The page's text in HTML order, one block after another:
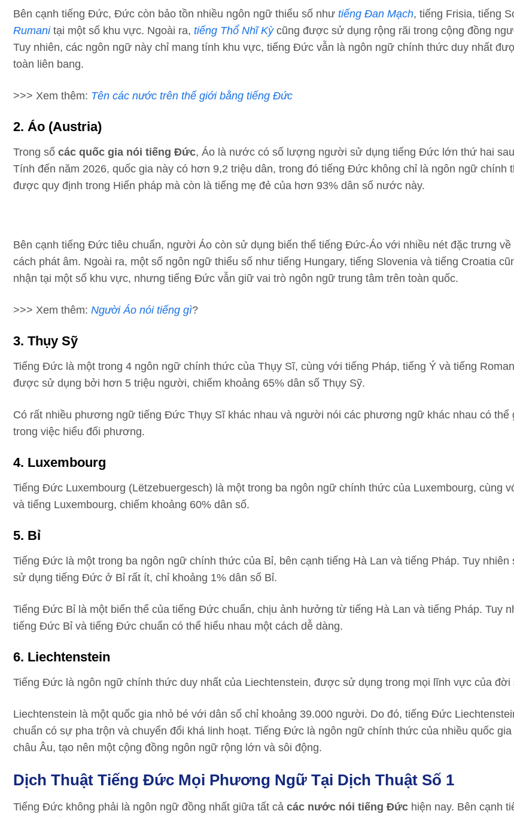
Bên cạnh tiếng Đức, Đức còn bảo tồn nhiều ngôn ngữ thiểu số như tiếng Đan Mạch, tiếng Frisia, tiếng
Rumanitại một số khu vực. Ngoài ra, tiếng Thổ Nhĩ Kỳcũng được sử dụng rộng rãi trong cộng đồng
Tuy nhiên, các ngôn ngữ này chỉ mang tính khu vực, tiếng Đức vẫn là ngôn ngữ chính thức duy nhất
toàn liên bang.
>>> Xem thêm: Tên các nước trên thế giới bằng tiếng Đức
2. Áo (Austria)
Trong số các quốc gia nói tiếng Đức, Áo là nước có số lượng người sử dụng tiếng Đức lớn thứ hai
Tính đến năm 2026, quốc gia này có hơn 9,2 triệu dân, trong đó tiếng Đức không chỉ là ngôn ngữ chính
được quy định trong Hiến pháp mà còn là tiếng mẹ đẻ của hơn 93% dân số nước này.
Bên cạnh tiếng Đức tiêu chuẩn, người Áo còn sử dụng biến thể tiếng Đức-Áo với nhiều nét đặc trưng
cách phát âm. Ngoài ra, một số ngôn ngữ thiểu số như tiếng Hungary, tiếng Slovenia và tiếng Croatia
nhận tại một số khu vực, nhưng tiếng Đức vẫn giữ vai trò ngôn ngữ trung tâm trên toàn quốc.
>>> Xem thêm: Người Áo nói tiếng gì?
3. Thụy Sỹ
Tiếng Đức là một trong 4 ngôn ngữ chính thức của Thụy Sĩ, cùng với tiếng Pháp, tiếng Ý và tiếng
được sử dụng bởi hơn 5 triệu người, chiếm khoảng 65% dân số Thụy Sỹ.
Có rất nhiều phương ngữ tiếng Đức Thụy Sĩ khác nhau và người nói các phương ngữ khác nhau có thể
trong việc hiểu đối phương.
4. Luxembourg
Tiếng Đức Luxembourg (Lëtzebuergesch) là một trong ba ngôn ngữ chính thức của Luxembourg, cùng
và tiếng Luxembourg, chiếm khoảng 60% dân số.
5. Bỉ
Tiếng Đức là một trong ba ngôn ngữ chính thức của Bỉ, bên cạnh tiếng Hà Lan và tiếng Pháp. Tuy
sử dụng tiếng Đức ở Bỉ rất ít, chỉ khoảng 1% dân số Bỉ.
Tiếng Đức Bỉ là một biến thể của tiếng Đức chuẩn, chịu ảnh hưởng từ tiếng Hà Lan và tiếng Pháp. Tuy
tiếng Đức Bỉ và tiếng Đức chuẩn có thể hiểu nhau một cách dễ dàng.
6. Liechtenstein
Tiếng Đức là ngôn ngữ chính thức duy nhất của Liechtenstein, được sử dụng trong mọi lĩnh vực của đời
Liechtenstein là một quốc gia nhỏ bé với dân số chỉ khoảng 39.000 người. Do đó, tiếng Đức
chuẩn có sự pha trộn và chuyển đổi khá linh hoạt. Tiếng Đức là ngôn ngữ chính thức của nhiều quốc
châu Âu, tạo nên một cộng đồng ngôn ngữ rộng lớn và sôi động.
Dịch Thuật Tiếng Đức Mọi Phương Ngữ Tại Dịch Thuật Số 1
Tiếng Đức không phải là ngôn ngữ đồng nhất giữa tất cả các nước nói tiếng Đức hiện nay. Bên cạnh